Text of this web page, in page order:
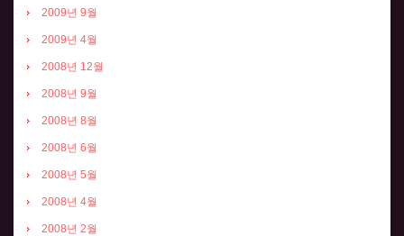
2009년 9월
2009년 4월
2008년 12월
2008년 9월
2008년 8월
2008년 6월
2008년 5월
2008년 4월
2008년 2월